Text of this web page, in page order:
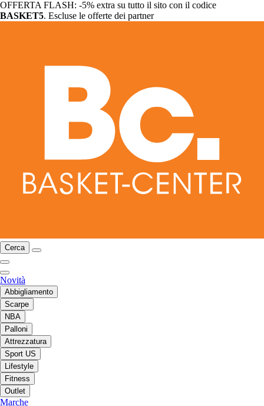
OFFERTA FLASH: -5% extra su tutto il sito con il codice
BASKET5. Escluse le offerte dei partner
Cerca
Novità
Abbigliamento
Scarpe
NBA
Palloni
Attrezzatura
Sport US
Lifestyle
Fitness
Outlet
Marche